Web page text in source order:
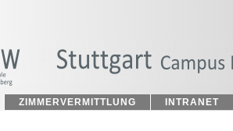
ZIMMERVERMITTLUNG INTRANET